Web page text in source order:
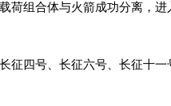
荷组合体与火箭成功分离，
征四号、长征六号、长征十